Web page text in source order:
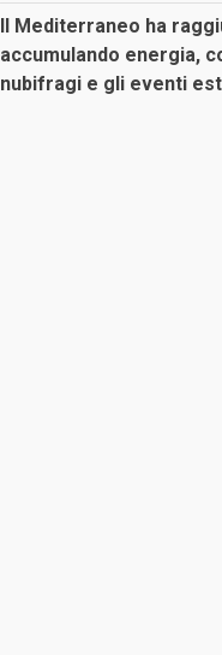
Il Mediterraneo ha
accumulando energia,
nubifragi e gli eventi